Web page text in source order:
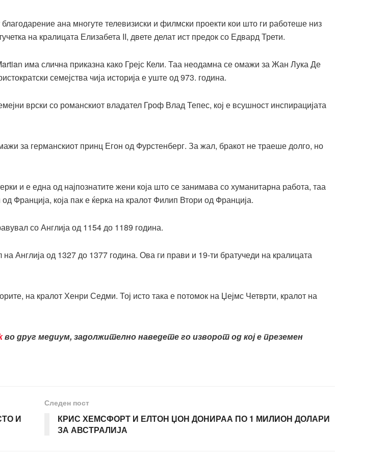
ана многуте телевизиски и филмски проекти кои што ги работеше низ
на кралицата Елизабета II, двете делат ист предок со Едвард Трети.
има слична приказна како Грејс Кели. Таа неодамна се омажи за Жан Лука Де
семејства чија историја е уште од 973. година.
врски со романскиот владател Гроф Влад Тепес, кој е всушност инспирацијата
за германскиот принц Егон од Фурстенберг. За жал, бракот не траеше долго, но
и е една од најпознатите жени која што се занимава со хуманитарна работа, таа
Франција, која пак е ќерка на кралот Филип Втори од Франција.
со Англија од 1154 до 1189 година.
Англија од 1327 до 1377 година. Ова ги прави и 19-ти братучеди на кралицата
на кралот Хенри Седми. Тој исто така е потомок на Џејмс Четврти, кралот на
во друг медиум, задолжително наведете го изворот од кој е преземен
И
Следен пост
КРИС ХЕМСФОРТ И ЕЛТОН ЏОН ДОНИРАА ПО 1 МИЛИОН ДОЛАРИ
ЗА АВСТРАЛИЈА